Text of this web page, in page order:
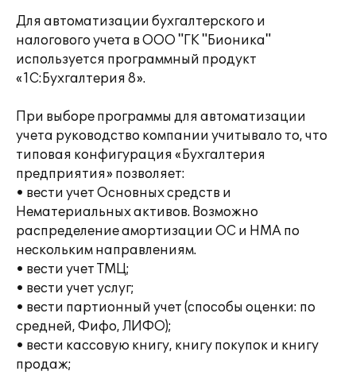
Для автоматизации бухгалтерского и
налогового учета в ООО "ГК "Бионика"
используется программный продукт
«1С:Бухгалтерия 8».
При выборе программы для автоматизации
учета руководство компании учитывало то, что
типовая конфигурация «Бухгалтерия
предприятия» позволяет:
• вести учет Основных средств и
Нематериальных активов. Возможно
распределение амортизации ОС и НМА по
нескольким направлениям.
• вести учет ТМЦ;
• вести учет услуг;
• вести партионный учет (способы оценки: по
средней, Фифо, ЛИФО);
• вести кассовую книгу, книгу покупок и книгу
продаж;